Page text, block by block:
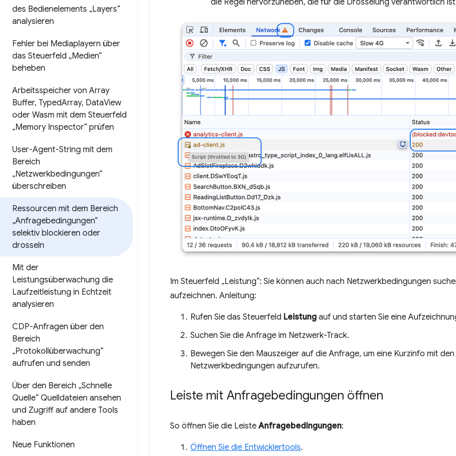
des Bedienelements „Layers“
analysieren
Fehler bei Mediaplayern über
das Steuerfeld „Medien“
beheben
Arbeitsspeicher von Array
Buffer, TypedArray, DataView
oder Wasm mit dem Steuerfeld
„Memory Inspector“ prüfen
User-Agent-String mit dem
Bereich
„Netzwerkbedingungen“
überschreiben
Ressourcen mit dem Bereich
„Anfragebedingungen“
selektiv blockieren oder
drosseln
Mit der
Leistungsüberwachung die
Laufzeitleistung in Echtzeit
analysieren
CDP-Anfragen über den
Bereich
„Protokollüberwachung“
aufrufen und senden
Über den Bereich „Schnelle
Quelle“ Quelldateien ansehen
und Zugriff auf andere Tools
haben
Neue Funktionen
die Regel hervorzuheben, die für die Drosselung verantwortlich
Im Steuerfeld „Leistung“: Sie können auch nach Netzwerkbedingungen
aufzeichnen. Anleitung:
Rufen Sie das Steuerfeld Leistung auf und starten Sie eine
Suchen Sie die Anfrage im Netzwerk-Track.
Bewegen Sie den Mauszeiger auf die Anfrage, um eine Kurzinfo mit
Netzwerkbedingungen aufzurufen.
Leiste mit Anfragebedingungen öffnen
So öffnen Sie die LeisteAnfragebedingungen:
Öffnen Sie die Entwicklertools.